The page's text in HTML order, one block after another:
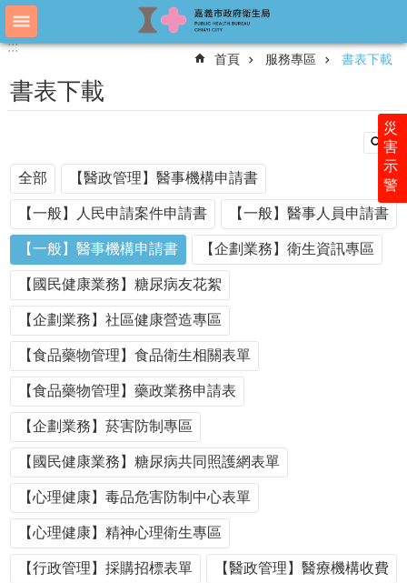
跳到主要內容區塊
進
搜
尋
認
識
衛
生
局
科
室
簡
介
附
屬
單
位
公
開
資
訊
公
告
:::
災
害
示
警
:::
首頁 服務專區 書表下載
書表下載
全部 【醫政管理】醫事機構申請書
【一般】人民申請案件申請書 【一般】醫事人員申請書
【一般】醫事機構申請書 【企劃業務】衛生資訊專區
【國民健康業務】糖尿病友花絮
【企劃業務】社區健康營造專區
【食品藥物管理】食品衛生相關表單
【食品藥物管理】藥政業務申請表
【企劃業務】菸害防制專區
【國民健康業務】糖尿病共同照護網表單
【心理健康】毒品危害防制中心表單
【心理健康】精神心理衛生專區
【行政管理】採購招標表單 【醫政管理】醫療機構收費